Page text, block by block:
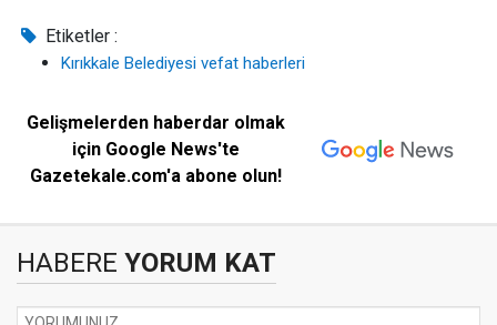
Etiketler :
Kırıkkale Belediyesi vefat haberleri
Gelişmelerden haberdar olmak
için Google News'te
Gazetekale.com'a abone olun!
HABERE YORUM KAT